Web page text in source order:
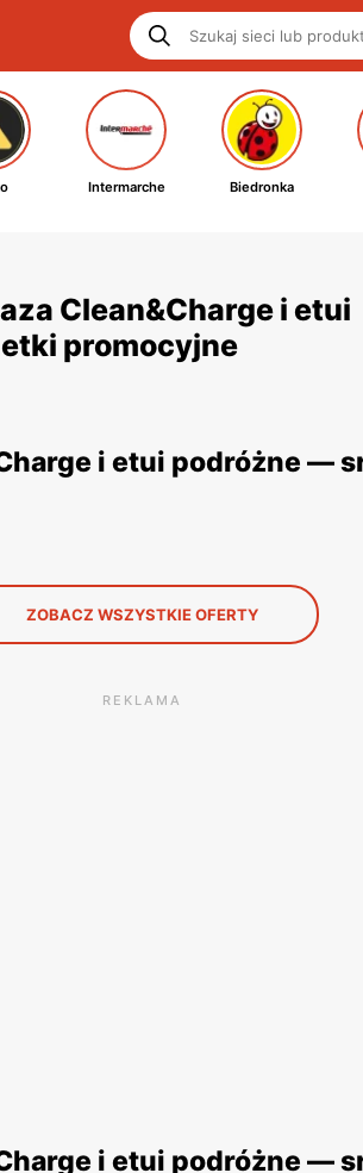
Intermarche Biedronka
Clean&Charge i etui
promocyjne
i etui podróżne —
ZOBACZ WSZYSTKIE OFERTY
REKLAMA
i etui podróżne —